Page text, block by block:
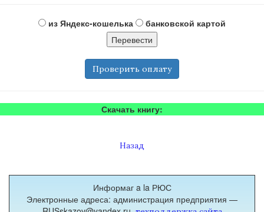
из Яндекс-кошелька банковской картой
Проверить оплату
Скачать книгу:
Назад
Информаг a la РЮС
Электронные адреса: администрация предприятия —